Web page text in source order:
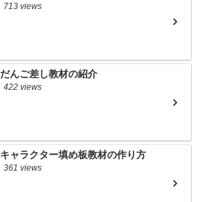
713 views
だんご差し教材の紹介
422 views
キャラクター填め板教材の作り方
361 views